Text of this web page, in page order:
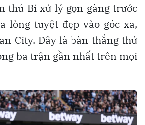
thủ Bỉ xử lý gọn gàng trước
lòng tuyệt đẹp vào góc xa,
City. Đây là bàn thắng thứ
ba trận gần nhất trên mọi